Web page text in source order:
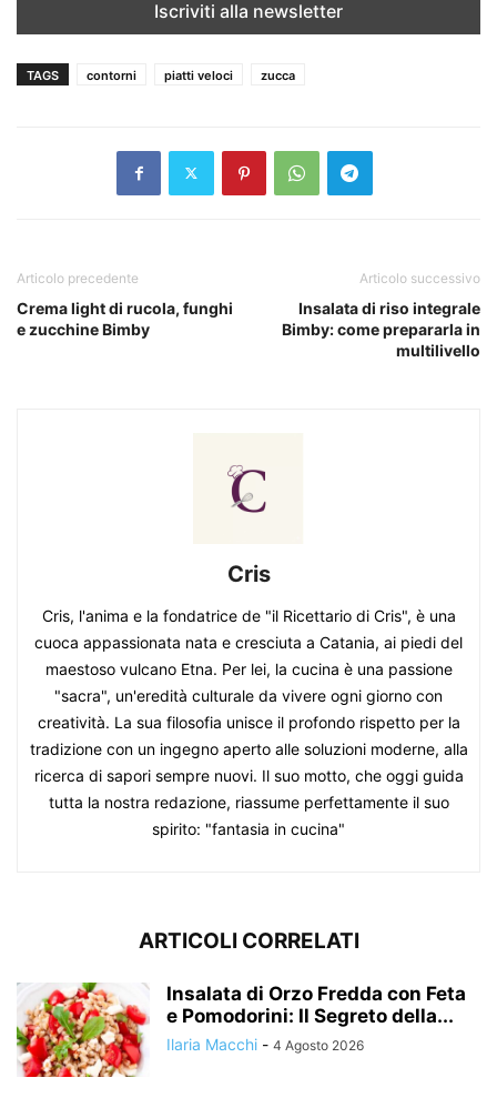
TAGS contorni piatti veloci zucca
Articolo precedente
Crema light di rucola, funghi
e zucchine Bimby
Articolo successivo
Insalata di riso integrale
Bimby: come prepararla in
multilivello
Cris
Cris, l'anima e la fondatrice de "il Ricettario di Cris", è una
cuoca appassionata nata e cresciuta a Catania, ai piedi del
maestoso vulcano Etna. Per lei, la cucina è una passione
"sacra", un'eredità culturale da vivere ogni giorno con
creatività. La sua filosofia unisce il profondo rispetto per la
tradizione con un ingegno aperto alle soluzioni moderne, alla
ricerca di sapori sempre nuovi. Il suo motto, che oggi guida
tutta la nostra redazione, riassume perfettamente il suo
spirito: "fantasia in cucina"
ARTICOLI CORRELATI
Insalata di Orzo Fredda con Feta
e Pomodorini: Il Segreto della...
Ilaria Macchi - 4 Agosto 2026